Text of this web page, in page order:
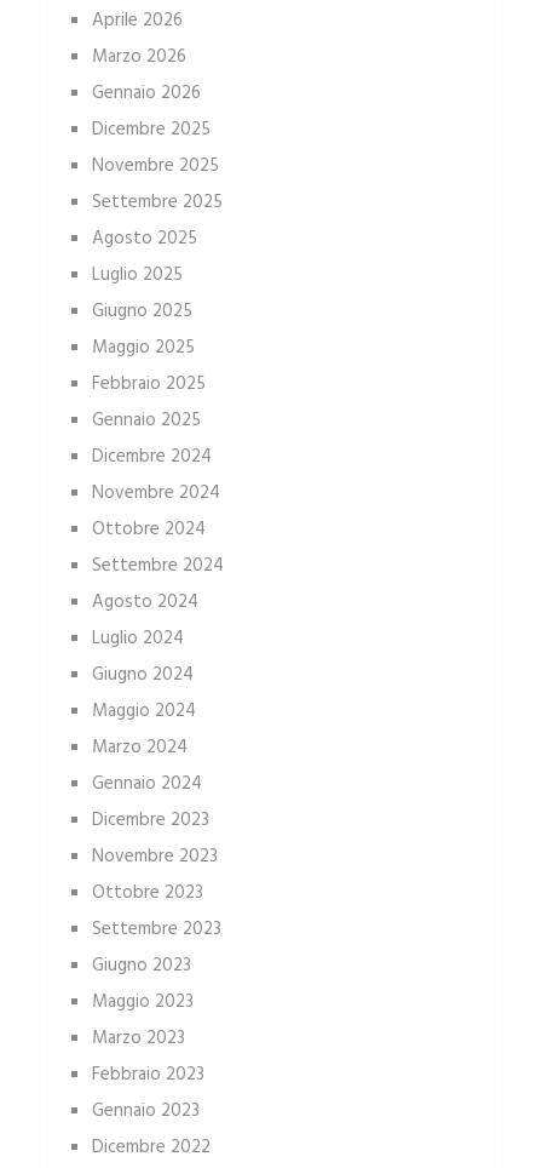
Aprile 2026
Marzo 2026
Gennaio 2026
Dicembre 2025
Novembre 2025
Settembre 2025
Agosto 2025
Luglio 2025
Giugno 2025
Maggio 2025
Febbraio 2025
Gennaio 2025
Dicembre 2024
Novembre 2024
Ottobre 2024
Settembre 2024
Agosto 2024
Luglio 2024
Giugno 2024
Maggio 2024
Marzo 2024
Gennaio 2024
Dicembre 2023
Novembre 2023
Ottobre 2023
Settembre 2023
Giugno 2023
Maggio 2023
Marzo 2023
Febbraio 2023
Gennaio 2023
Dicembre 2022